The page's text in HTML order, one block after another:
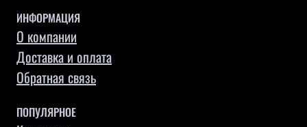
ИНФОРМАЦИЯ
О компании
Доставка и оплата
Обратная связь
ПОПУЛЯРНОЕ